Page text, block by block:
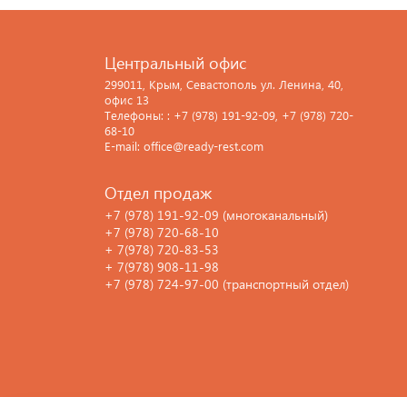
Центральный офис
299011, Крым, Севастополь ул. Ленина, 40,
офис 13
Телефоны: : +7 (978) 191-92-09, +7 (978) 720-
68-10
E-mail: office@ready-rest.com
Отдел продаж
+7 (978) 191-92-09 (многоканальный)
+7 (978) 720-68-10
+ 7(978) 720-83-53
+ 7(978) 908-11-98
+7 (978) 724-97-00 (транспортный отдел)